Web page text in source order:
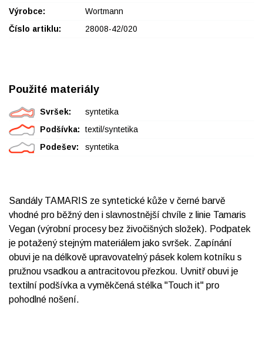
Výrobce:
Wortmann
Číslo artiklu:
28008-42/020
Použité materiály
Svršek:
syntetika
Podšívka:
textil/syntetika
Podešev:
syntetika
Sandály TAMARIS ze syntetické kůže v černé barvě
vhodné pro běžný den i slavnostnější chvíle z linie Tamaris
Vegan (výrobní procesy bez živočišných složek). Podpatek
je potažený stejným materiálem jako svršek. Zapínání
obuvi je na délkově upravovatelný pásek kolem kotníku s
pružnou vsadkou a antracitovou přezkou. Uvnitř obuvi je
textilní podšívka a vyměkčená stélka "Touch it" pro
pohodlné nošení.